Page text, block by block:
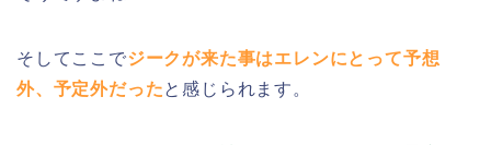
そしてここでジークが来た事はエレンにとって予想
外、予定外だったと感じられます。